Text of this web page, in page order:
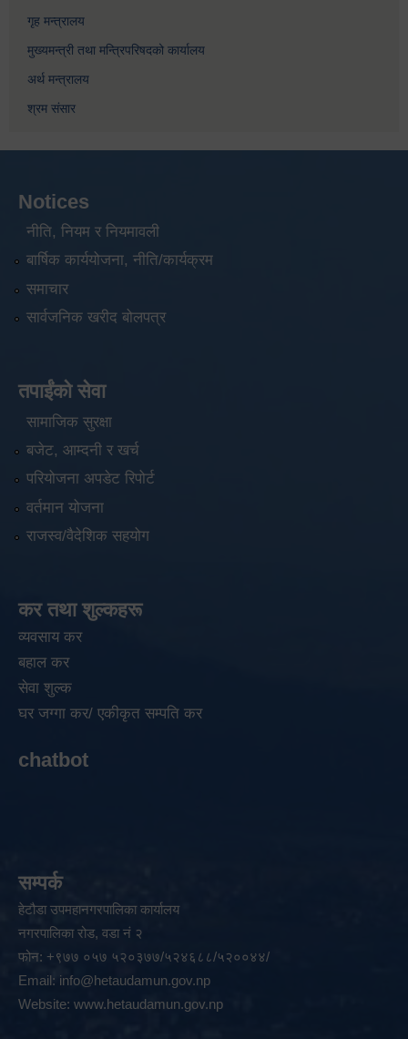
गृह मन्त्रालय
मुख्यमन्त्री तथा मन्त्रिपरिषदको कार्यालय
अर्थ मन्त्रालय
श्रम संसार
Notices
नीति, नियम र नियमावली
बार्षिक कार्ययोजना, नीति/कार्यक्रम
समाचार
सार्वजनिक खरीद बोलपत्र
तपाईंको सेवा
सामाजिक सुरक्षा
बजेट, आम्दनी र खर्च
परियोजना अपडेट रिपोर्ट
वर्तमान योजना
राजस्व/वैदेशिक सहयोग
कर तथा शुल्कहरू
व्यवसाय कर
बहाल कर
सेवा शुल्क
घर जग्गा कर/ एकीकृत सम्पति कर
chatbot
सम्पर्क
हेटौडा उपमहानगरपालिका कार्यालय
नगरपालिका रोड, वडा नं २
फोन: +९७७ ०५७ ५२०३७७/५२४६८८/५२००४४/
Email: info@hetaudamun.gov.np
Website: www.hetaudamun.gov.np